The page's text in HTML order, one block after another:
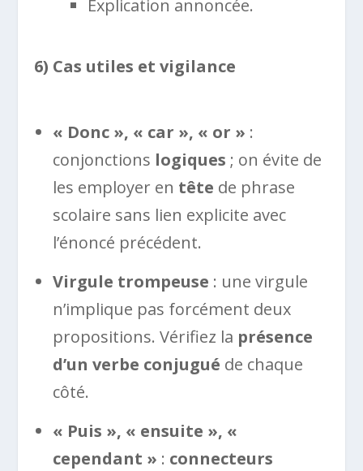
Explication annoncée.
6) Cas utiles et vigilance
« Donc », « car », « or » :
conjonctions logiques ; on évite de
les employer en tête de phrase
scolaire sans lien explicite avec
l’énoncé précédent.
Virgule trompeuse : une virgule
n’implique pas forcément deux
propositions. Vérifiez la présence
d’un verbe conjugué de chaque
côté.
« Puis », « ensuite », «
cependant » : connecteurs